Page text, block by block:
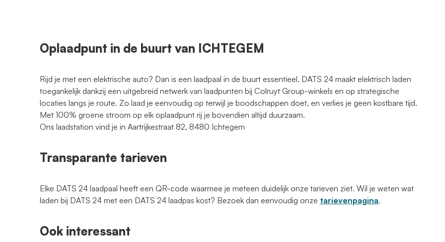
Oplaadpunt in de buurt van ICHTEGEM
Rijd je met een elektrische auto? Dan is een laadpaal in de buurt essentieel. DATS 24 maakt elektrisch laden
toegankelijk dankzij een uitgebreid netwerk van laadpunten bij Colruyt Group-winkels en op strategische
locaties langs je route. Zo laad je eenvoudig op terwijl je boodschappen doet, en verlies je geen kostbare tijd.
Met 100% groene stroom op elk oplaadpunt rij je bovendien altijd duurzaam.
Ons laadstation vind je in Aartrijkestraat 82, 8480 Ichtegem
Transparante tarieven
Elke DATS 24 laadpaal heeft een QR-code waarmee je meteen duidelijk onze tarieven ziet. Wil je weten wat
laden bij DATS 24 met een DATS 24 laadpas kost? Bezoek dan eenvoudig onze tarievenpagina.
Ook interessant